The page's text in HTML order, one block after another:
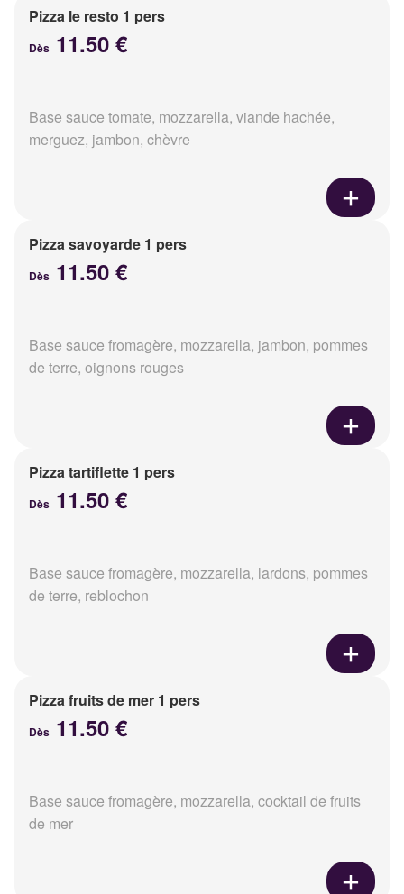
Pizza le resto 1 pers
Dès 11.50 €
Base sauce tomate, mozzarella, viande hachée,
merguez, jambon, chèvre
Pizza savoyarde 1 pers
Dès 11.50 €
Base sauce fromagère, mozzarella, jambon, pommes
de terre, oignons rouges
Pizza tartiflette 1 pers
Dès 11.50 €
Base sauce fromagère, mozzarella, lardons, pommes
de terre, reblochon
Pizza fruits de mer 1 pers
Dès 11.50 €
Base sauce fromagère, mozzarella, cocktail de fruits
de mer